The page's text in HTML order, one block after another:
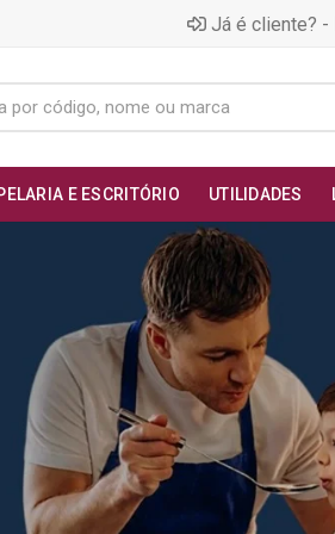
Já é cliente? -
E ESCRITÓRIO UTILIDADES